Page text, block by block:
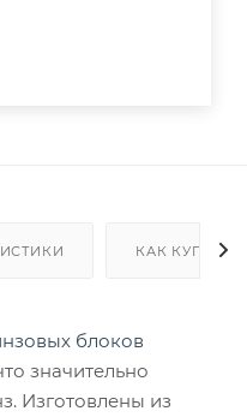
КАК КУПИТЬ
блоков
значительно
Изготовлены из